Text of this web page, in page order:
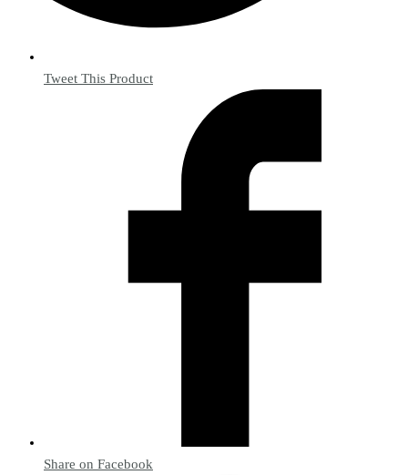
Tweet This Product
Share on Facebook